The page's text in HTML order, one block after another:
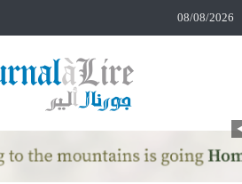
08/08/2026